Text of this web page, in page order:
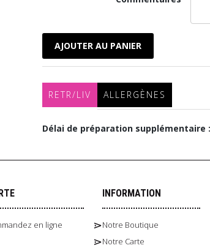
AJOUTER AU PANIER
RETR/LIV ALLERGÈNES
Délai de préparation supplémentaire :
en ligne
INFORMATION
Notre Boutique
Notre Carte